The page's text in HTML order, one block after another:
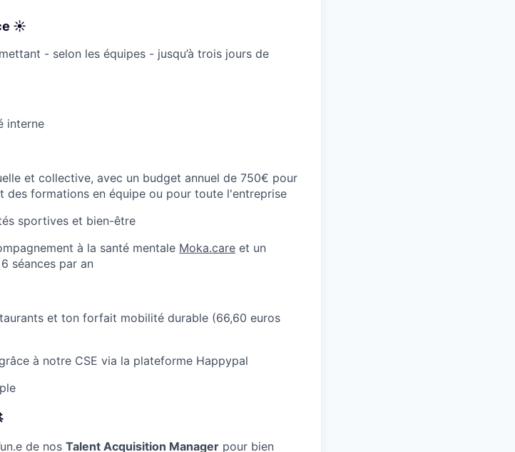
☀️
- selon les équipes - jusqu’à trois jours de
interne
et collective, avec un budget annuel de 750€ pour
formations en équipe ou pour toute l'entreprise
sportives et bien-être
à la santé mentale Moka.care et un
séances par an
et ton forfait mobilité durable (66,60 euros
à notre CSE via la plateforme Happypal
de nos Talent Acquisition Manager pour bien